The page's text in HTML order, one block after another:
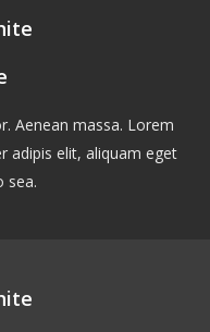
Aenean massa. Lorem
adipis elit, aliquam eget
sea.